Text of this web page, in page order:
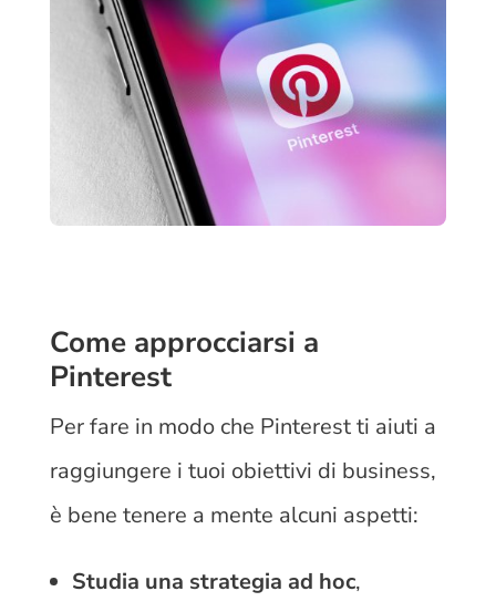
Come approcciarsi a
Pinterest
Per fare in modo che Pinterest ti aiuti a
raggiungere i tuoi obiettivi di business,
è bene tenere a mente alcuni aspetti:
Studia una strategia ad hoc,